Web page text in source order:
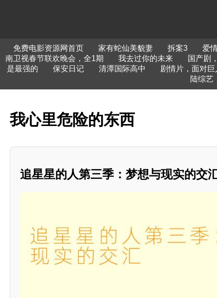
免费电影资源网首页 家有蛇仙美貌妻 拆案3 爱
南卫视春节联欢晚会，全1期
我去过你的未来 国产剧
是最强的
保安日记 清潭国际高中 剧情片，面对
陆综艺
我心里危险的东西
追星星的人第三季：梦想与现实的交